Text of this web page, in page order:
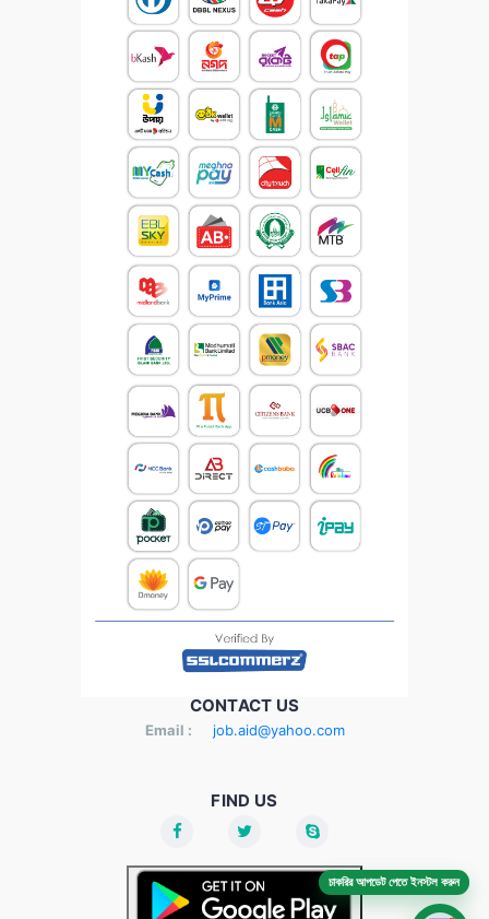
CONTACT US
Email : job.aid@yahoo.com
FIND US
চাকরির আপডেট পেতে ইনস্টল করুন